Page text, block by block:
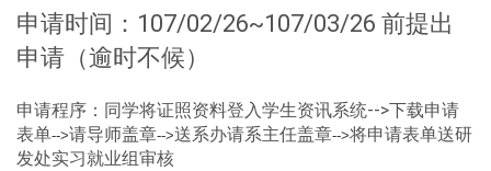
申请时间：107/02/26~107/03/26 前提出
申请（逾时不候）
申请程序：同学将证照资料登入学生资讯系统-->下载申请
表单-->请导师盖章-->送系办请系主任盖章-->将申请表单送研
发处实习就业组审核